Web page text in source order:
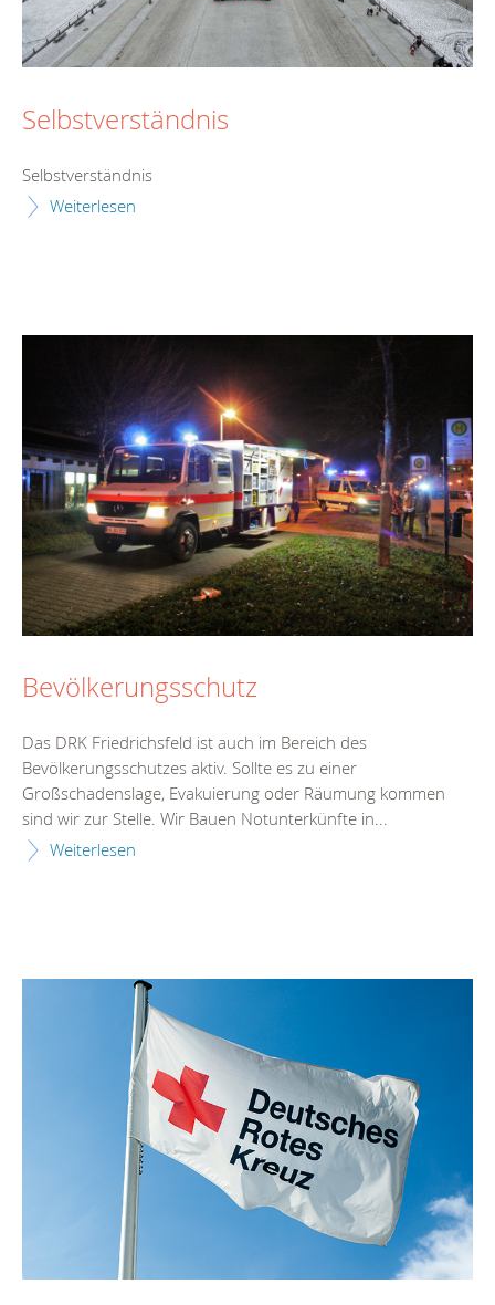
Selbstverständnis
Selbstverständnis
Weiterlesen
Bevölkerungsschutz
Das DRK Friedrichsfeld ist auch im Bereich des
Bevölkerungsschutzes aktiv. Sollte es zu einer
Großschadenslage, Evakuierung oder Räumung kommen
sind wir zur Stelle. Wir Bauen Notunterkünfte in...
Weiterlesen